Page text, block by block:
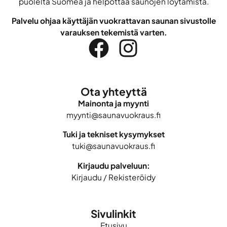
Palvelu ohjaa käyttäjän vuokrattavan saunan sivustolle
varauksen tekemistä varten.
Ota yhteyttä
Mainonta ja myynti
myynti@saunavuokraus.fi
Tuki ja tekniset kysymykset
tuki@saunavuokraus.fi
Kirjaudu palveluun:
Kirjaudu / Rekisteröidy
Sivulinkit
Etusivu